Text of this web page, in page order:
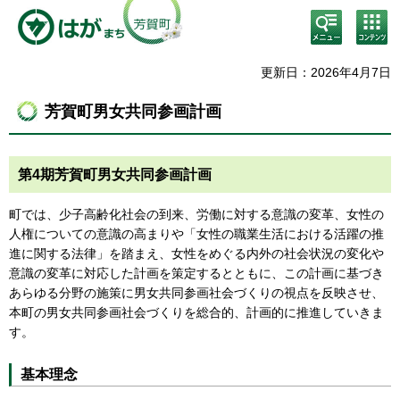
検
索・
メニ
コン
テン
ニュ
更新日：2026年4月7日
芳賀町男女共同参画計画
第4期芳賀町男女共同参画計画
町では、少子高齢化社会の到来、労働に対する意識の変革、女性の
人権についての意識の高まりや「女性の職業生活における活躍の推
進に関する法律」を踏まえ、女性をめぐる内外の社会状況の変化や
意識の変革に対応した計画を策定するとともに、この計画に基づき
あらゆる分野の施策に男女共同参画社会づくりの視点を反映させ、
本町の男女共同参画社会づくりを総合的、計画的に推進していきま
す。
基本理念